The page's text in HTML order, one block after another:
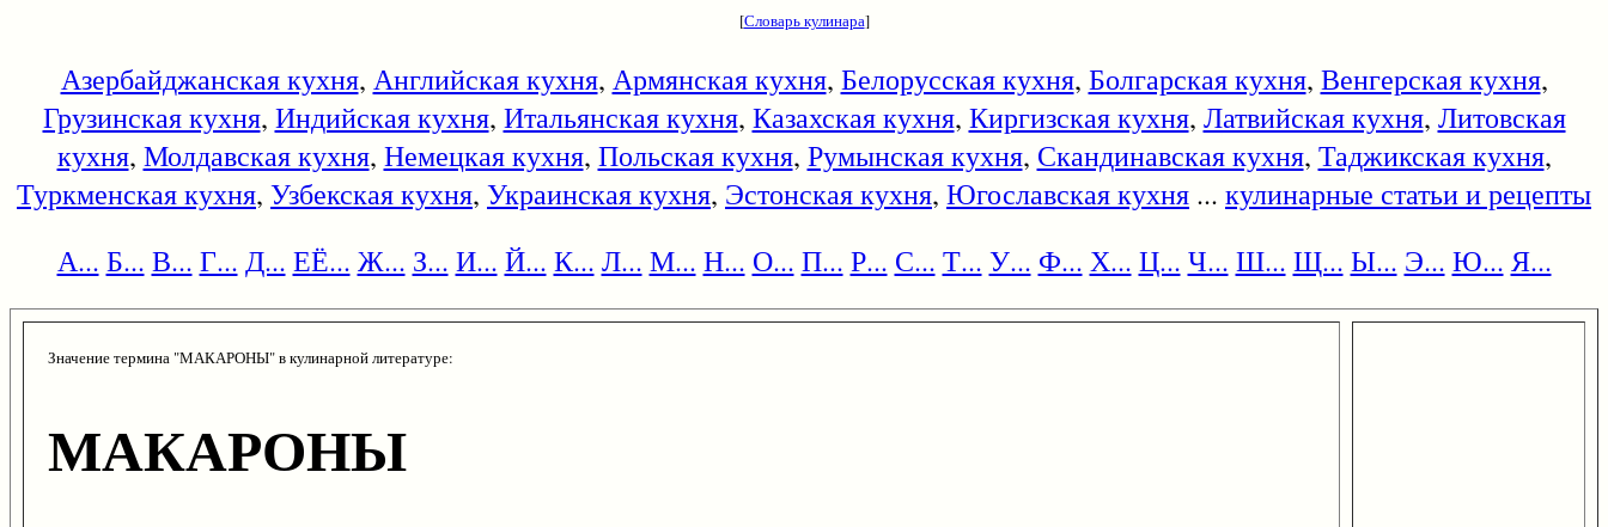
[Словарь кулинара]
Азербайджанская кухня, Английская кухня, Армянская кухня, Белорусская кухня, Болгарская кухня, Венгерская кухня,
Грузинская кухня, Индийская кухня, Итальянская кухня, Казахская кухня, Киргизская кухня, Латвийская кухня, Литовская
кухня, Молдавская кухня, Немецкая кухня, Польская кухня, Румынская кухня, Скандинавская кухня, Таджикская кухня,
Туркменская кухня, Узбекская кухня, Украинская кухня, Эстонская кухня, Югославская кухня ... кулинарные статьи и рецепты
А... Б... В... Г... Д... ЕЁ... Ж... З... И... Й... К... Л... М... Н... О... П... Р... С... Т... У... Ф... Х... Ц... Ч... Ш... Щ... Ы... Э... Ю... Я...
Значение термина "МАКАРОНЫ" в кулинарной литературе:
МАКАРОНЫ